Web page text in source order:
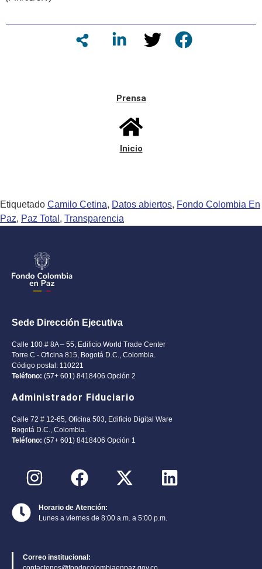
Prensa
Inicio
Etiquetado Camilo Cetina, Datos abiertos, Fondo Colombia En
Paz, Paz Total , Transparencia
Sede Dirección Ejecutiva
Calle 100 # 8A – 55, Edificio World Trade Center
Torre C - Oficina 815, Bogotá D.C., Colombia.
Código postal: 110221
Teléfono: (57+ 601) 8418406 Opción 2
Administrador Fiduciario
Calle 72 # 12-65, Oficina 503, Edificio Digital Ware
Bogotá D.C., Colombia.
Teléfono: (57+ 601) 8418406 Opción 1
Horario de Atención:
Lunes a viernes de 8:00 a.m. a 5:00 p.m.
Correo institucional: